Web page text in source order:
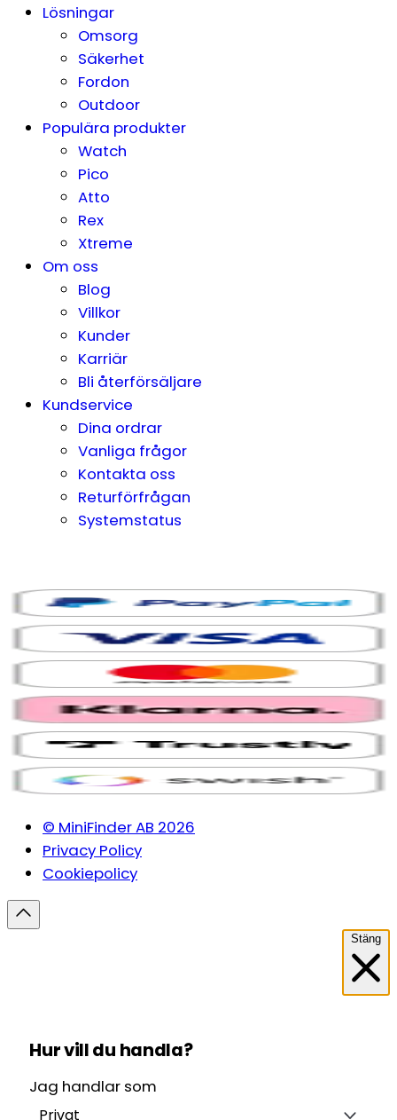
Lösningar
Omsorg
Säkerhet
Fordon
Outdoor
Populära produkter
Watch
Pico
Atto
Rex
Xtreme
Om oss
Blog
Villkor
Kunder
Karriär
Bli återförsäljare
Kundservice
Dina ordrar
Vanliga frågor
Kontakta oss
Returförfrågan
Systemstatus
© MiniFinder AB 2026
Privacy Policy
Cookiepolicy
Stäng
Hur vill du handla?
Jag handlar som
Privat